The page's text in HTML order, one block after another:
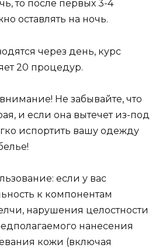
то после первых 3-4
оставлять на ночь.
через день, курс
20 процедур.
Не забывайте, что
и если она вытечет из-под
испортить вашу одежду
если у вас
к компонентам
нарушения целостности
нанесения
кожи (включая